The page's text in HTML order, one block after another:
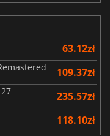
63.12zł
109.37zł
235.57zł
118.10zł